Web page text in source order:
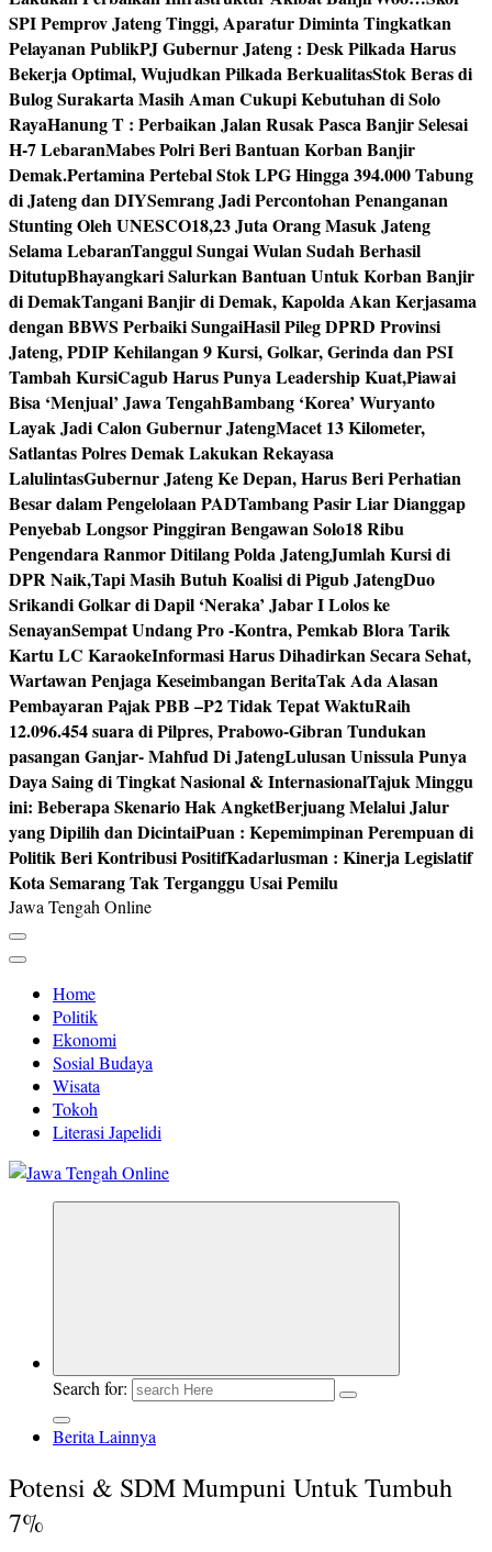
SPI Pemprov Jateng Tinggi, Aparatur Diminta Tingkatkan
Pelayanan PublikPJ Gubernur Jateng : Desk Pilkada Harus
Bekerja Optimal, Wujudkan Pilkada BerkualitasStok Beras di
Bulog Surakarta Masih Aman Cukupi Kebutuhan di Solo
RayaHanung T : Perbaikan Jalan Rusak Pasca Banjir Selesai
H-7 LebaranMabes Polri Beri Bantuan Korban Banjir
Demak.Pertamina Pertebal Stok LPG Hingga 394.000 Tabung
di Jateng dan DIYSemrang Jadi Percontohan Penanganan
Stunting Oleh UNESCO18,23 Juta Orang Masuk Jateng
Selama LebaranTanggul Sungai Wulan Sudah Berhasil
DitutupBhayangkari Salurkan Bantuan Untuk Korban Banjir
di DemakTangani Banjir di Demak, Kapolda Akan Kerjasama
dengan BBWS Perbaiki SungaiHasil Pileg DPRD Provinsi
Jateng, PDIP Kehilangan 9 Kursi, Golkar, Gerinda dan PSI
Tambah KursiCagub Harus Punya Leadership Kuat,Piawai
Bisa ‘Menjual’ Jawa TengahBambang ‘Korea’ Wuryanto
Layak Jadi Calon Gubernur JatengMacet 13 Kilometer,
Satlantas Polres Demak Lakukan Rekayasa
LalulintasGubernur Jateng Ke Depan, Harus Beri Perhatian
Besar dalam Pengelolaan PADTambang Pasir Liar Dianggap
Penyebab Longsor Pinggiran Bengawan Solo18 Ribu
Pengendara Ranmor Ditilang Polda JatengJumlah Kursi di
DPR Naik,Tapi Masih Butuh Koalisi di Pigub JatengDuo
Srikandi Golkar di Dapil ‘Neraka’ Jabar I Lolos ke
SenayanSempat Undang Pro -Kontra, Pemkab Blora Tarik
Kartu LC KaraokeInformasi Harus Dihadirkan Secara Sehat,
Wartawan Penjaga Keseimbangan BeritaTak Ada Alasan
Pembayaran Pajak PBB –P2 Tidak Tepat WaktuRaih
12.096.454 suara di Pilpres, Prabowo-Gibran Tundukan
pasangan Ganjar- Mahfud Di JatengLulusan Unissula Punya
Daya Saing di Tingkat Nasional & InternasionalTajuk Minggu
ini: Beberapa Skenario Hak AngketBerjuang Melalui Jalur
yang Dipilih dan DicintaiPuan : Kepemimpinan Perempuan di
Politik Beri Kontribusi PositifKadarlusman : Kinerja Legislatif
Kota Semarang Tak Terganggu Usai Pemilu
Jawa Tengah Online
Home
Politik
Ekonomi
Sosial Budaya
Wisata
Tokoh
Literasi Japelidi
Search for:
Berita Lainnya
Potensi & SDM Mumpuni Untuk Tumbuh
7%